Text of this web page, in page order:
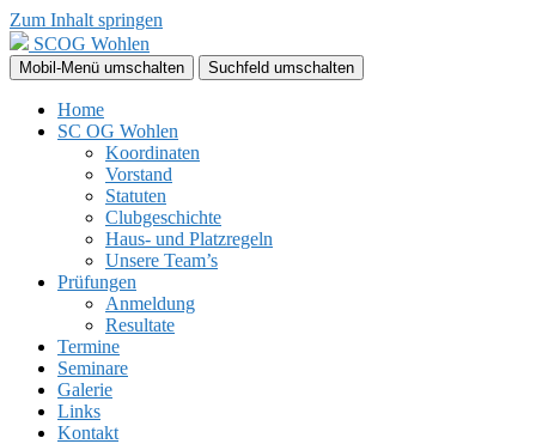
Zum Inhalt springen
SCOG Wohlen
Mobil-Menü umschalten Suchfeld umschalten
Home
SC OG Wohlen
Koordinaten
Vorstand
Statuten
Clubgeschichte
Haus- und Platzregeln
Unsere Team’s
Prüfungen
Anmeldung
Resultate
Termine
Seminare
Galerie
Links
Kontakt